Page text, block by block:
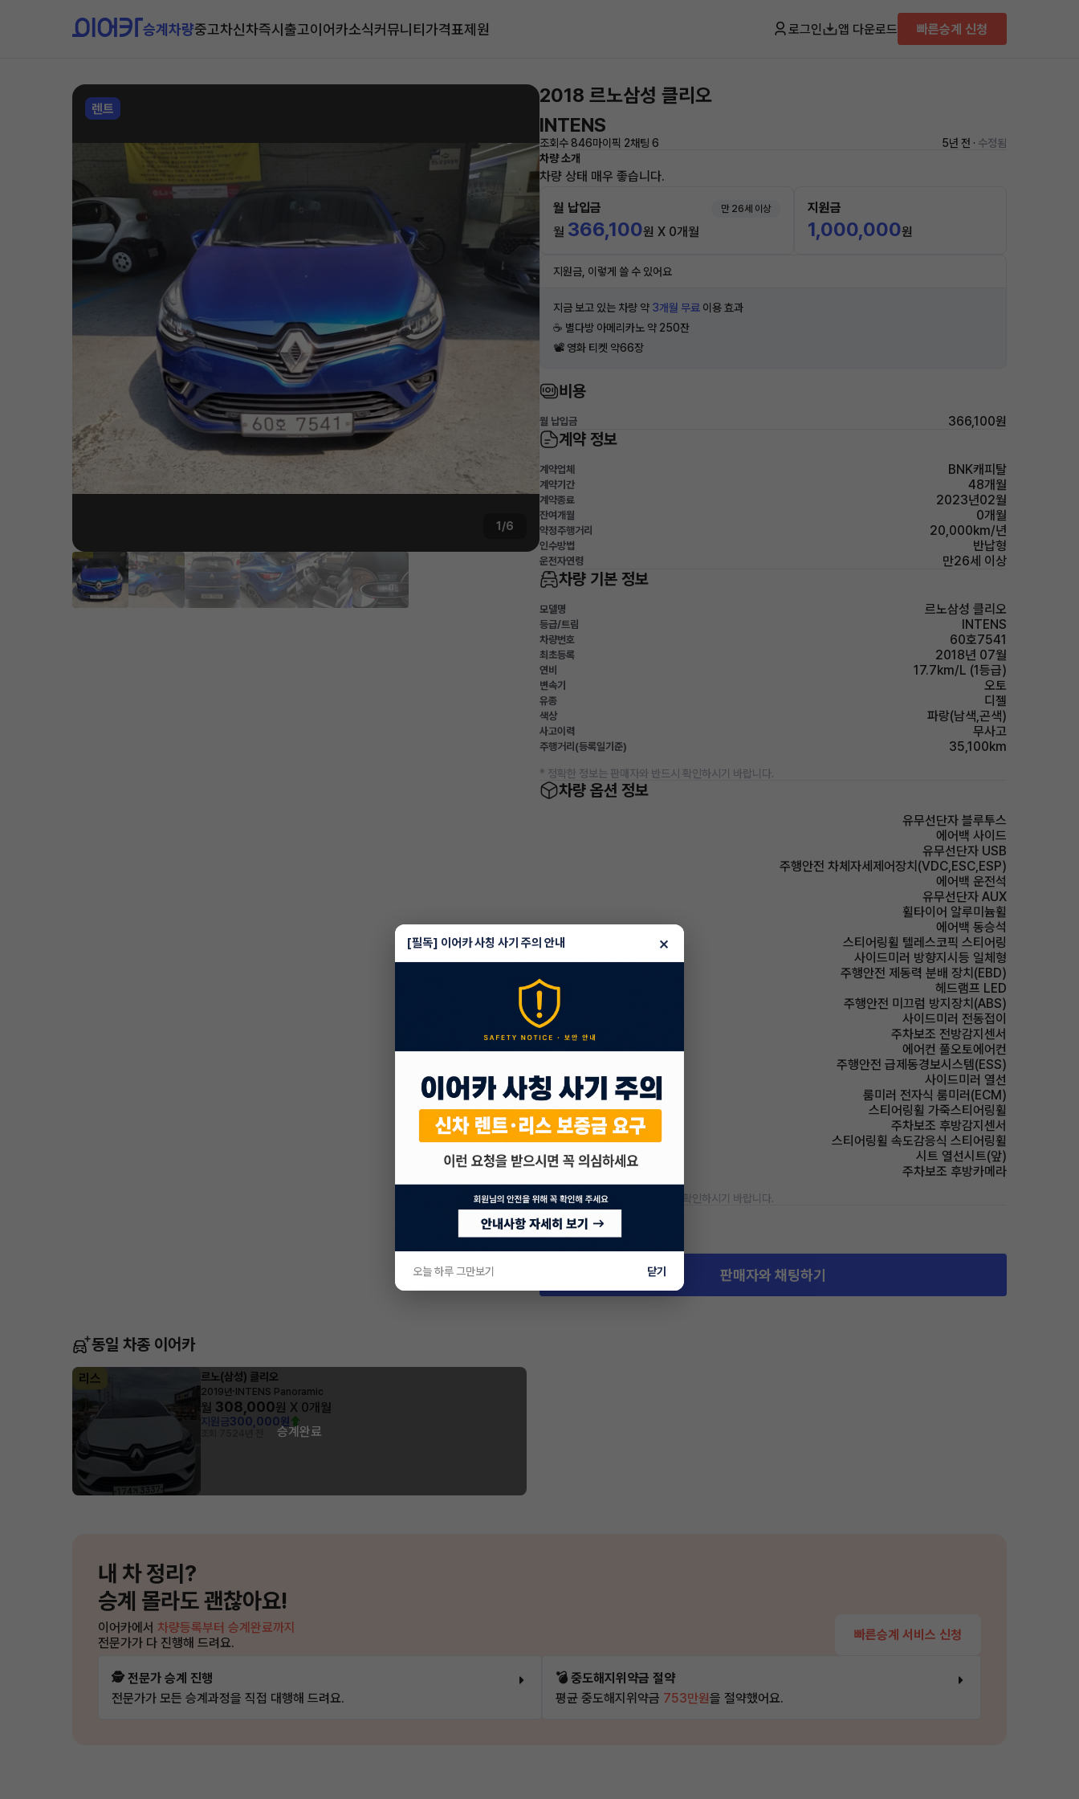
승계차량중고차신차즉시출고이어카소식커뮤니티가격표제원 로그인 앱 다운로드 빠른승계 신청
렌트
1/6
2018 르노삼성 클리오
INTENS
조회수 846마이픽 2채팅 6 5년 전 · 수정됨
차량 소개
차량 상태 매우 좋습니다.
월 납입금 만 26세 이상
월 366,100원 X 0개월
지원금
1,000,000원
지원금, 이렇게 쓸 수 있어요
지금 보고 있는 차량 약 3개월 무료 이용 효과
☕️ 별다방 아메리카노 약 250잔
📽 영화 티켓 약66장
비용
월 납입금 366,100원
계약 정보
계약업체 BNK캐피탈
계약기간 48개월
계약종료 2023년02월
잔여개월 0개월
약정주행거리 20,000km/년
인수방법 반납형
운전자연령 만26세 이상
차량 기본 정보
모델명 르노삼성 클리오
등급/트림 INTENS
차량번호 60호7541
최초등록 2018년 07월
연비 17.7km/L (1등급)
변속기 오토
유종 디젤
색상 파랑(남색,곤색)
사고이력 무사고
주행거리(등록일기준) 35,100km
* 정확한 정보는 판매자와 반드시 확인하시기 바랍니다.
차량 옵션 정보
유무선단자 블루투스
에어백 사이드
유무선단자 USB
주행안전 차체자세제어장치(VDC,ESC,ESP)
에어백 운전석
유무선단자 AUX
휠타이어 알루미늄휠
에어백 동승석
스티어링휠 텔레스코픽 스티어링
사이드미러 방향지시등 일체형
주행안전 제동력 분배 장치(EBD)
헤드램프 LED
주행안전 미끄럼 방지장치(ABS)
사이드미러 전동접이
주차보조 전방감지센서
에어컨 풀오토에어컨
주행안전 급제동경보시스템(ESS)
사이드미러 열선
룸미러 전자식 룸미러(ECM)
스티어링휠 가죽스티어링휠
주차보조 후방감지센서
스티어링휠 속도감응식 스티어링휠
시트 열선시트(앞)
주차보조 후방카메라
* 정확한 정보는 판매자와 반드시 확인하시기 바랍니다.
차량 위치
판매자와 채팅하기
동일 차종 이어카
리스 르노(삼성) 클리오
2019년· INTENS Panoramic
월 308,000원 X 0개월
지원금300,000원
승계완료
내 차 정리?
승계 몰라도 괜찮아요!
이어카에서 차량등록부터 승계완료까지
전문가가 다 진행해 드려요.
빠른승계 서비스 신청
🕵️ 전문가 승계 진행
전문가가 모든 승계과정을 직접 대행해 드려요.
💣 중도해지위약금 절약
평균 중도해지위약금 753만원을 절약했어요.
[필독] 이어카 사칭 사기 주의 안내 ×
오늘 하루 그만보기 닫기